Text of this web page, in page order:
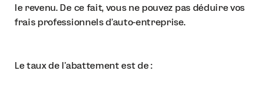
le revenu. De ce fait, vous ne pouvez pas déduire vos
frais professionnels d’auto-entreprise.
Le taux de l’abattement est de :